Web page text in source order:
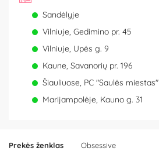
Prekės ženklas Obsessive
Sandėlyje
Vilniuje, Gedimino pr. 45
Vilniuje, Upės g. 9
Kaune, Savanorių pr. 196
Šiauliuose, PC "Saulės miestas"
Marijampolėje, Kauno g. 31